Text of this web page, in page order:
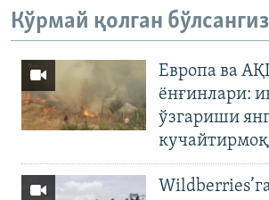
Кўрмай қолган бўлсангиз
Европа ва
ёнғинлари:
ўзгариши